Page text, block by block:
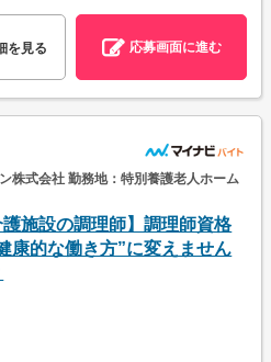
を見る 応募画面に進む
株式会社 勤務地：特別養護老人ホーム
護施設の調理師】調理師資格
康的な働き方”に変えません